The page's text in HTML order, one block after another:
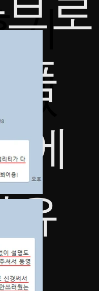
기
겠
품
에
유